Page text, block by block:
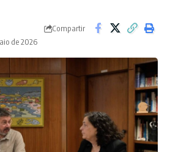
de 2026
Compartir